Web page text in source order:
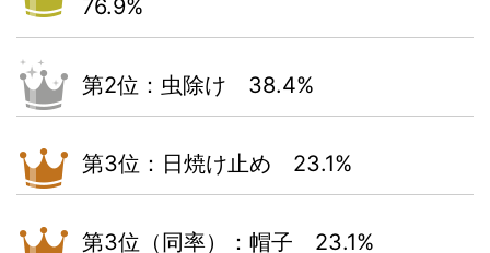
76.9%
第2位：虫除け 38.4%
第3位：日焼け止め 23.1%
第3位（同率）：帽子 23.1%